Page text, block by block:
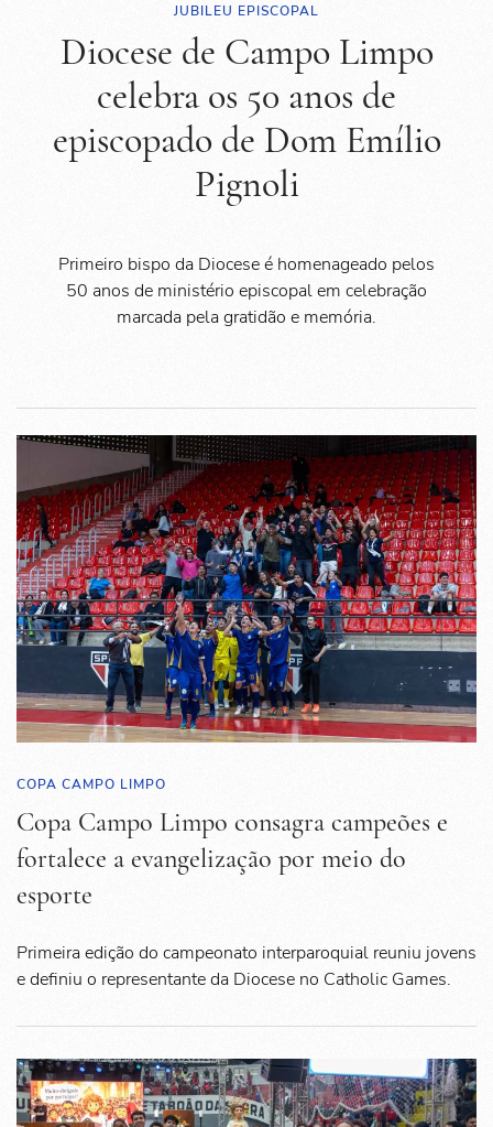
JUBILEU EPISCOPAL
Diocese de Campo Limpo
celebra os 50 anos de
episcopado de Dom Emílio
Pignoli
Primeiro bispo da Diocese é homenageado pelos
50 anos de ministério episcopal em celebração
marcada pela gratidão e memória.
COPA CAMPO LIMPO
Copa Campo Limpo consagra campeões e
fortalece a evangelização por meio do
esporte
Primeira edição do campeonato interparoquial reuniu jovens
e definiu o representante da Diocese no Catholic Games.